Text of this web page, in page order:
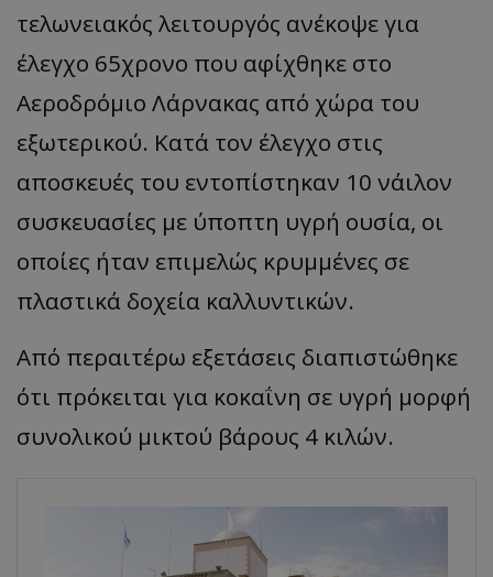
τελωνειακός λειτουργός ανέκοψε για
έλεγχο 65χρονο που αφίχθηκε στο
Αεροδρόμιο Λάρνακας από χώρα του
εξωτερικού. Κατά τον έλεγχο στις
αποσκευές του εντοπίστηκαν 10 νάιλον
συσκευασίες με ύποπτη υγρή ουσία, οι
οποίες ήταν επιμελώς κρυμμένες σε
πλαστικά δοχεία καλλυντικών.
Από περαιτέρω εξετάσεις διαπιστώθηκε
ότι πρόκειται για κοκαΐνη σε υγρή μορφή
συνολικού μικτού βάρους 4 κιλών.